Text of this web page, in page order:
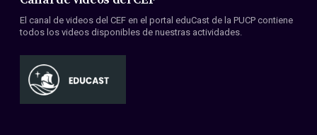
El canal de videos del CEF en el portal eduCast de la PUCP contiene
todos los videos disponibles de nuestras actividades.